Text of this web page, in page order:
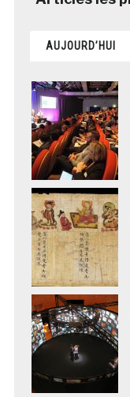
AUJOURD’HUI